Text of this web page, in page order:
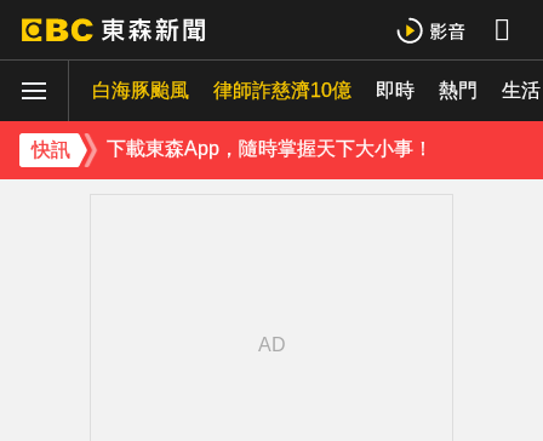
白海豚颱風 律師詐慈濟10億 即時 熱門 生活
快訊
下載東森App，隨時掌握天下大小事！
《理財達人秀》X 安聯投信免費講座報名中！搶先卡位 2027
下載東森App，隨時掌握天下大小事！